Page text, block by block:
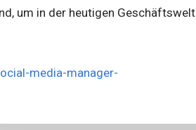
um in der heutigen Geschäftswelt
media-manager-